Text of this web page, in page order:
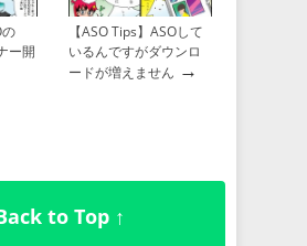
の
ー開
【ASO Tips】ASOして
いるんですがダウンロ
ードが増えません →
to Top ↑